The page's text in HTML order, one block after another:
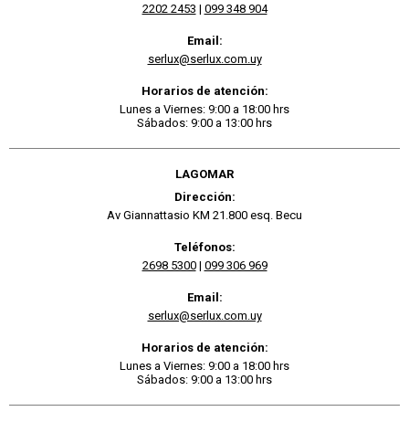
2202 2453 | 099 348 904
Email:
serlux@serlux.com.uy
Horarios de atención:
Lunes a Viernes: 9:00 a 18:00 hrs
Sábados: 9:00 a 13:00 hrs
LAGOMAR
Dirección:
Av Giannattasio KM 21.800 esq. Becu
Teléfonos:
2698 5300| 099 306 969
Email:
serlux@serlux.com.uy
Horarios de atención:
Lunes a Viernes: 9:00 a 18:00 hrs
Sábados: 9:00 a 13:00 hrs